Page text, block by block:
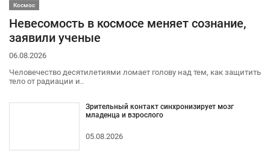
Космос
Невесомость в космосе меняет сознание,
заявили ученые
06.08.2026
Человечество десятилетиями ломает голову над тем, как защитить
тело от радиации и..
Зрительный контакт синхронизирует мозг
младенца и взрослого
05.08.2026